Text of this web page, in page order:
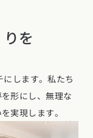
を
します。私たち
形にし、無理な
実現します。